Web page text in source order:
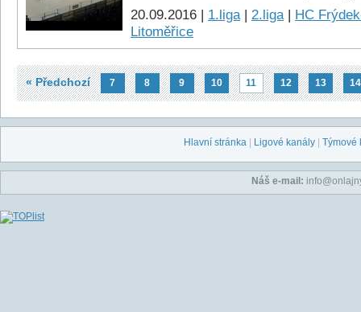
20.09.2016 | 1.liga| 2.liga| HC
Litoměřice
« Předchozí 7 8 9 10 11 12 13 14
Hlavní stránka Ligové kanály Týmové
Náš e-mail: